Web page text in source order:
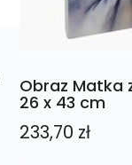
Obraz Matka
26 x 43 cm
233,70 zł